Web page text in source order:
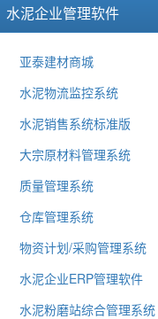
水泥企业管理软件
亚泰建材商城
水泥物流监控系统
水泥销售系统标准版
大宗原材料管理系统
质量管理系统
仓库管理系统
物资计划/采购管理系统
水泥企业ERP管理软件
水泥粉磨站综合管理系统